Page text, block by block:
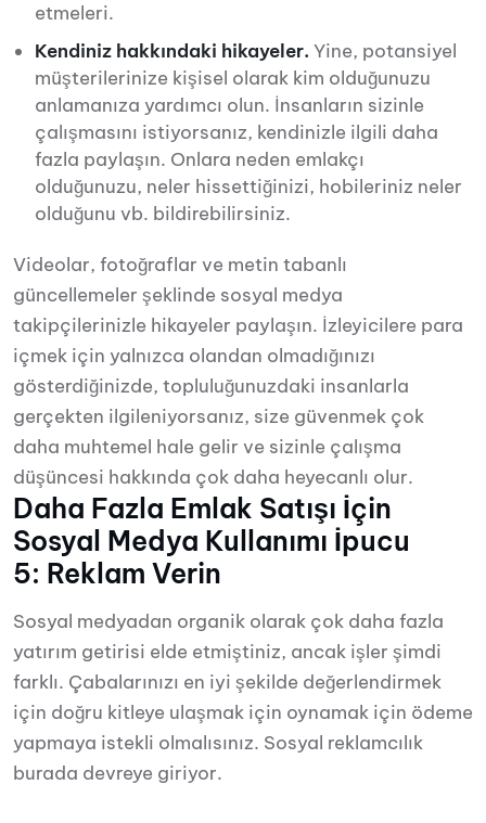
etmeleri.
Kendiniz hakkındaki hikayeler. Yine, potansiyel
müşterilerinize kişisel olarak kim olduğunuzu
anlamanıza yardımcı olun. İnsanların sizinle
çalışmasını istiyorsanız, kendinizle ilgili daha
fazla paylaşın. Onlara neden emlakçı
olduğunuzu, neler hissettiğinizi, hobileriniz neler
olduğunu vb. bildirebilirsiniz.
Videolar, fotoğraflar ve metin tabanlı
güncellemeler şeklinde sosyal medya
takipçilerinizle hikayeler paylaşın. İzleyicilere para
içmek için yalnızca olandan olmadığınızı
gösterdiğinizde, topluluğunuzdaki insanlarla
gerçekten ilgileniyorsanız, size güvenmek çok
daha muhtemel hale gelir ve sizinle çalışma
düşüncesi hakkında çok daha heyecanlı olur.
Daha Fazla Emlak Satışı İçin
Sosyal Medya Kullanımı İpucu
5: Reklam Verin
Sosyal medyadan organik olarak çok daha fazla
yatırım getirisi elde etmiştiniz, ancak işler şimdi
farklı. Çabalarınızı en iyi şekilde değerlendirmek
için doğru kitleye ulaşmak için oynamak için ödeme
yapmaya istekli olmalısınız. Sosyal reklamcılık
burada devreye giriyor.